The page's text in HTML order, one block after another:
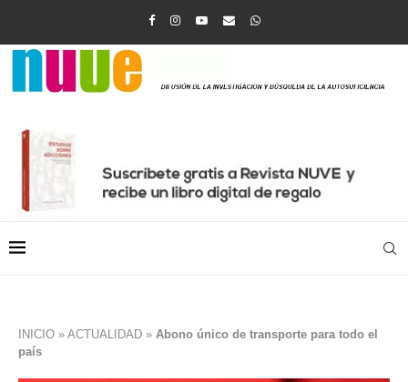
INICIO » ACTUALIDAD » Abono único de transporte para todo el
país